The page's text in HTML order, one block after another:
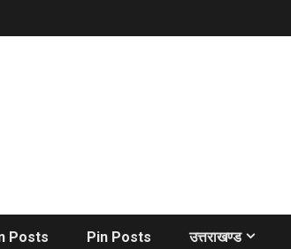
Posts Pin Posts उत्तराखण्ड